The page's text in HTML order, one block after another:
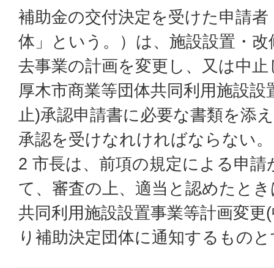
補助金の交付決定を受けた申請
体」という。）は、施設設置・
去事業の計画を変更し、又は中
厚木市商業等団体共同利用施設設
止)承認申請書に必要な書類を添
承認を受けなれければならない。
2 市長は、前項の規定による申
て、審査の上、適当と認めたと
共同利用施設設置事業等計画変更
り補助決定団体に通知するもの